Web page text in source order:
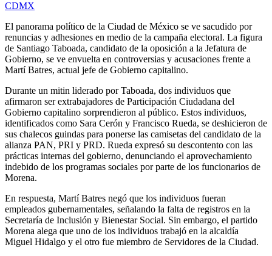
El panorama político de la Ciudad de México se ve sacudido por
renuncias y adhesiones en medio de la campaña electoral. La figura
de Santiago Taboada, candidato de la oposición a la Jefatura de
Gobierno, se ve envuelta en controversias y acusaciones frente a
Martí Batres, actual jefe de Gobierno capitalino.
Durante un mitin liderado por Taboada, dos individuos que
afirmaron ser extrabajadores de Participación Ciudadana del
Gobierno capitalino sorprendieron al público. Estos individuos,
identificados como Sara Cerón y Francisco Rueda, se deshicieron de
sus chalecos guindas para ponerse las camisetas del candidato de la
alianza PAN, PRI y PRD. Rueda expresó su descontento con las
prácticas internas del gobierno, denunciando el aprovechamiento
indebido de los programas sociales por parte de los funcionarios de
Morena.
En respuesta, Martí Batres negó que los individuos fueran
empleados gubernamentales, señalando la falta de registros en la
Secretaría de Inclusión y Bienestar Social. Sin embargo, el partido
Morena alega que uno de los individuos trabajó en la alcaldía
Miguel Hidalgo y el otro fue miembro de Servidores de la Ciudad.